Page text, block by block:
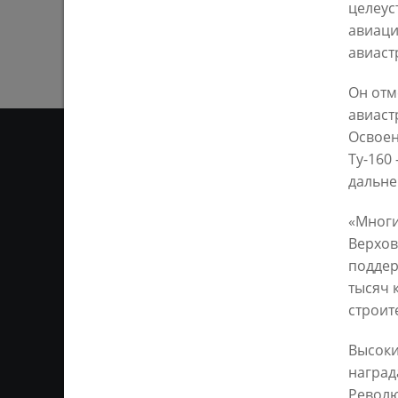
Он
Ту-
тысяч
Ответственным за
Казань KZN.RU». Все
сети Интернет или на
ретрансляции
ссылка).